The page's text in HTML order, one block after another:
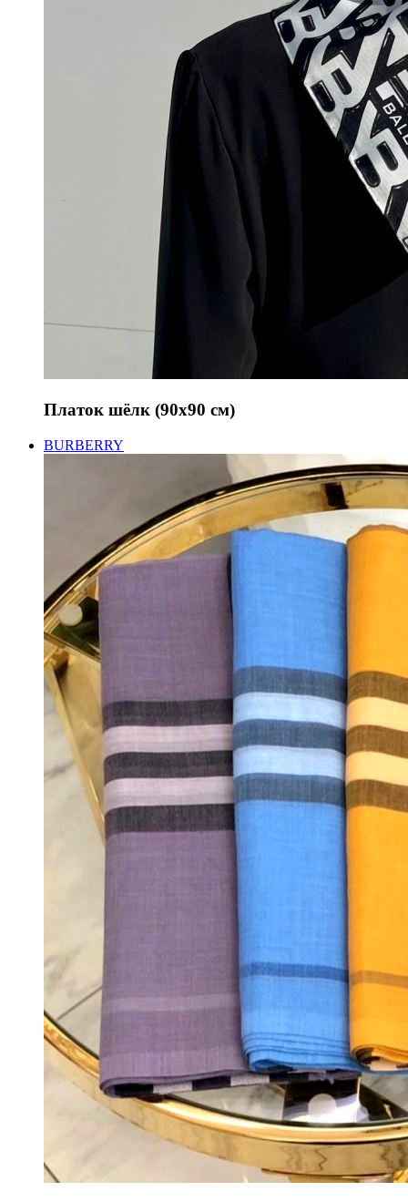
Платок шёлк (90х90 см)
BURBERRY